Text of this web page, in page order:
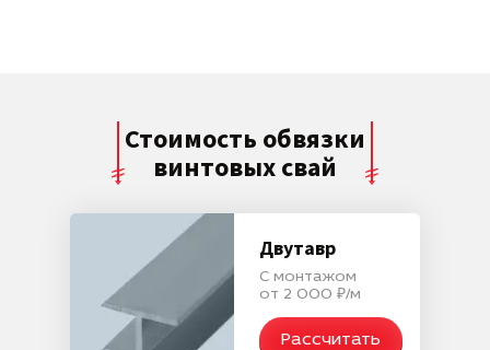
Стоимость обвязки
винтовых свай
Двутавр
С монтажом
от 2 000 ₽/м
Рассчитать